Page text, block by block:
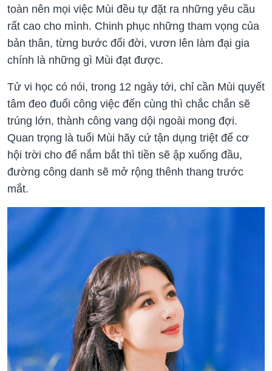
toàn nên mọi việc Mùi đều tự đặt ra những yêu cầu
rất cao cho mình. Chinh phục những tham vọng của
bản thân, từng bước đổi đời, vươn lên làm đại gia
chính là những gì Mùi đạt được.
Tử vi học có nói, trong 12 ngày tới, chỉ cần Mùi quyết
tâm đeo đuổi công việc đến cùng thì chắc chắn sẽ
trúng lớn, thành công vang dội ngoài mong đợi.
Quan trọng là tuổi Mùi hãy cứ tận dụng triệt để cơ
hội trời cho để nắm bắt thì tiền sẽ ập xuống đầu,
đường công danh sẽ mở rộng thênh thang trước
mắt.